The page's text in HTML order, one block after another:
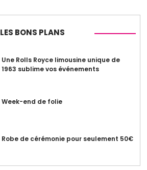
LES BONS PLANS
Une Rolls Royce limousine unique de
1963 sublime vos événements
Week-end de folie
Robe de cérémonie pour seulement 50€